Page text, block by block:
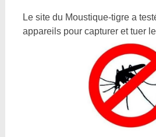
Le site du Moustique-tigre a
appareils pour capturer et tuer